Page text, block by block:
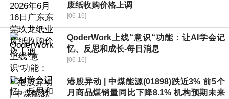
废纸收购价格上调
[06-16]
QoderWork上线“意识“功能：让AI学会记
忆、反思和成长-每日消息
[06-16]
港股异动 | 中煤能源(01898)跌近3% 前5个
月商品煤销量同比下降8.1% 机构预期未来